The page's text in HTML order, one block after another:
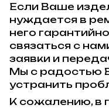
Если Ваше
нуждается в
него
связаться с
заявки и
Мы с радостью
устранить
К сожалению, в